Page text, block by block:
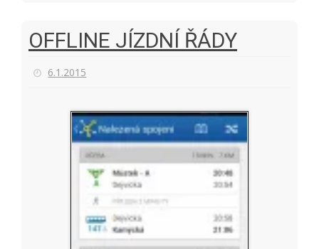
OFFLINE JÍZDNÍ ŘÁDY
6.1.2015